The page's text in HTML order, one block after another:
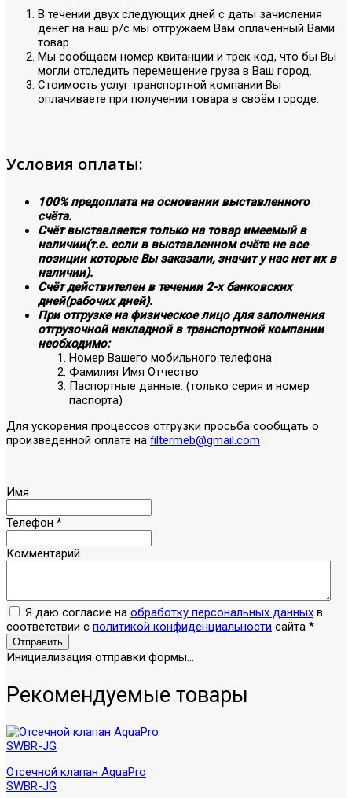
В течении двух следующих дней с даты зачисления
денег на наш р/с мы отгружаем Вам оплаченный Вами
товар.
Мы сообщаем номер квитанции и трек код, что бы Вы
могли отследить перемещение груза в Ваш город.
Стоимость услуг транспортной компании Вы
оплачиваете при получении товара в своём городе.
Условия оплаты:
100% предоплата на основании выставленного
счёта.
Счёт выставляется только на товар имеемый в
наличии(т.е. если в выставленном счёте не все
позиции которые Вы заказали, значит у нас нет их в
наличии).
Счёт действителен в течении 2-х банковских
дней(рабочих дней).
При отгрузке на физическое лицо для заполнения
отгрузочной накладной в транспортной компании
необходимо:
Номер Вашего мобильного телефона
Фамилия Имя Отчество
Паспортные данные: (только серия и номер
паспорта)
Для ускорения процессов отгрузки просьба сообщать о
произведённой оплате на filtermeb@gmail.com
Имя
Телефон *
Комментарий
Я даю согласие на обработку персональных данных в
соответствии с политикой конфиденциальности сайта *
Отправить
Инициализация отправки формы...
Рекомендуемые товары
Отсечной клапан AquaPro
SWBR-JG